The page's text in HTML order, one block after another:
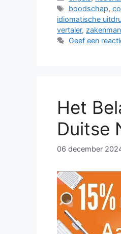
Tags
boodschap,
idiomatische
vertaler, zakenman
Geef een
Het
Duitse
06 december